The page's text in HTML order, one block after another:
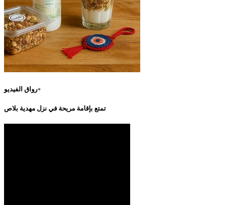
رواق الفيديو+
تمتع بإقامة مريحة في نزل مهدية بلاص